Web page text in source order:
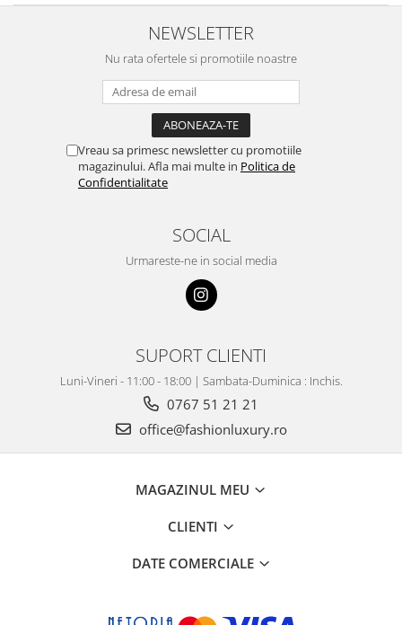
NEWSLETTER
Nu rata ofertele si promotiile noastre
Vreau sa primesc newsletter cu promotiile
magazinului. Afla mai multe in Politica de
Confidentialitate
SOCIAL
Urmareste-ne in social media
SUPORT CLIENTI
Luni-Vineri - 11:00 - 18:00 | Sambata-Duminica : Inchis.
0767 51 21 21
office@fashionluxury.ro
MAGAZINUL MEU
CLIENTI
DATE COMERCIALE